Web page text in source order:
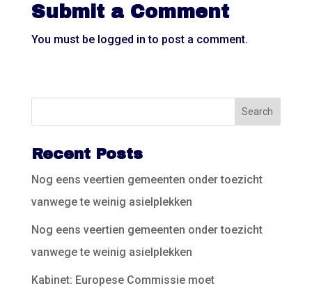
Submit a Comment
You must be logged in to post a comment.
Recent Posts
Nog eens veertien gemeenten onder toezicht
vanwege te weinig asielplekken
Nog eens veertien gemeenten onder toezicht
vanwege te weinig asielplekken
Kabinet: Europese Commissie moet